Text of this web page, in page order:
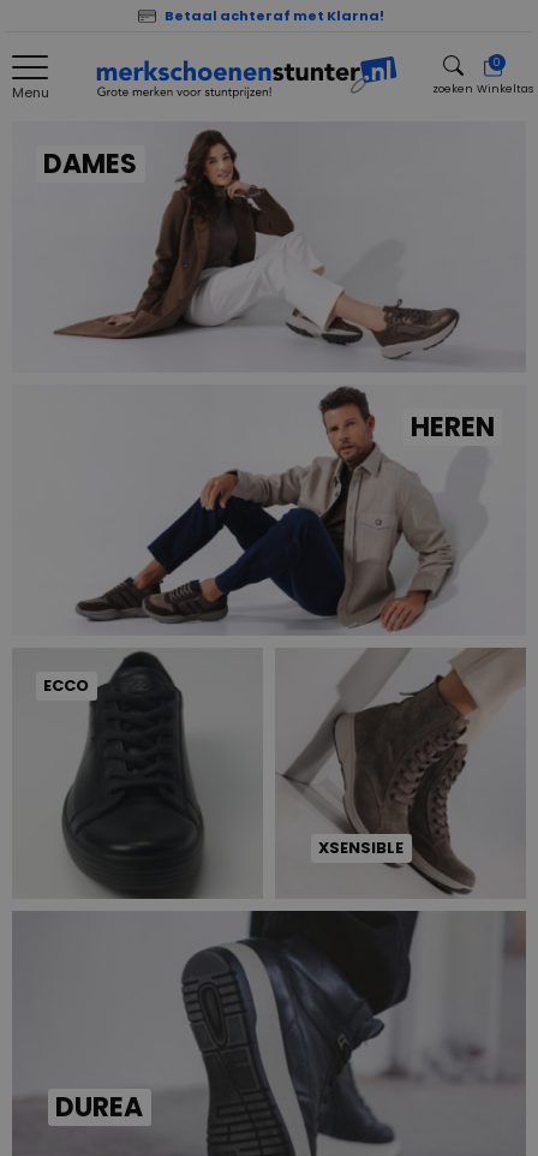
Betaal achteraf met Klarna!
Menu zoeken
0
Winkeltas
DAMES
HEREN
ECCO
XSENSIBLE
DUREA